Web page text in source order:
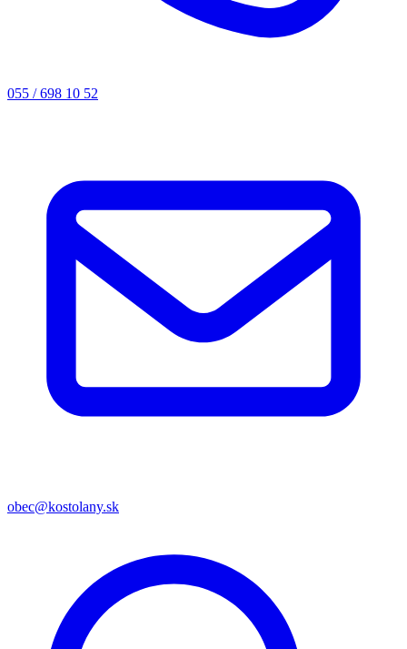
055 / 698 10 52
obec@kostolany.sk